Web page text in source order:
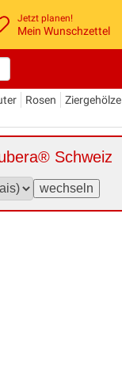
Jetzt planen!
Mein Wunschzettel
Rosen Ziergehölze
Schweiz